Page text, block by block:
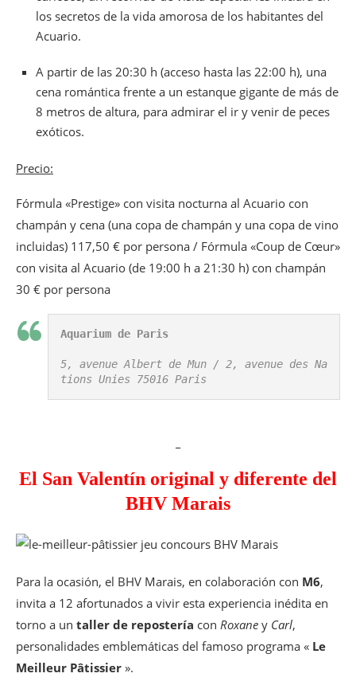
los secretos de la vida amorosa de los habitantes del
Acuario.
A partir de las 20:30 h (acceso hasta las 22:00 h), una
cena romántica frente a un estanque gigante de más de
8 metros de altura, para admirar el ir y venir de peces
exóticos.
Precio:
Fórmula «Prestige» con visita nocturna al Acuario con
champán y cena (una copa de champán y una copa de vino
incluidas) 117,50 € por persona / Fórmula «Coup de Cœur»
con visita al Acuario (de 19:00 h a 21:30 h) con champán
30 € por persona
Aquarium de Paris
5, avenue Albert de Mun / 2, avenue des Na
tions Unies 75016 Paris
El San Valentín original y diferente del
BHV Marais
Para la ocasión, el BHV Marais, en colaboración con M6,
invita a 12 afortunados a vivir esta experiencia inédita en
torno a un taller de repostería con Roxane y Carl,
personalidades emblemáticas del famoso programa « Le
Meilleur Pâtissier ».